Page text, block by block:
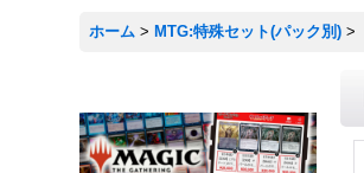
ホーム > MTG:特殊セット(パック別) >